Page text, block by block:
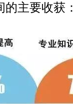
主要收获：